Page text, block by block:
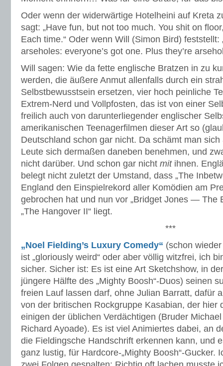
Oder wenn der widerwärtige Hotelheini auf Kreta
sagt: „Have fun, but not too much. You shit on
Each time.“ Oder wenn Will (Simon Bird) feststellt:
arseholes: everyone’s got one. Plus they’re
Will sagen: Wie da fette englische Bratzen in zu
werden, die äußere Anmut allenfalls durch ein
Selbstbewusstsein ersetzen, vier hoch peinliche
Extrem-Nerd und Vollpfosten, das ist von einer
freilich auch von darunterliegender englischer
amerikanischen Teenagerfilmen dieser Art so
Deutschland schon gar nicht. Da schämt man
Leute sich dermaßen daneben benehmen, und
nicht darüber. Und schon gar nicht mitihnen.
belegt nicht zuletzt der Umstand, dass „The
England den Einspielrekord aller Komödien am
gebrochen hat und nun vor „Bridget Jones — The
„The Hangover II“ liegt.
***
„Noel Fielding’s Luxury Comedy“ (schon
ist „gloriously weird“ oder aber völlig witzfrei, ich
sicher. Sicher ist: Es ist eine Art Sketchshow, in
jüngere Hälfte des „Mighty Boosh“-Duos) seinen
freien Lauf lassen darf, ohne Julian Barratt, dafür
von der britischen Rockgruppe Kasabian, der hier
einigen der üblichen Verdächtigen (Bruder
Richard Ayoade). Es ist viel Animiertes dabei, an
die Fieldingsche Handschrift erkennen kann, und
ganz lustig, für Hardcore-„Mighty Boosh“-Gucker.